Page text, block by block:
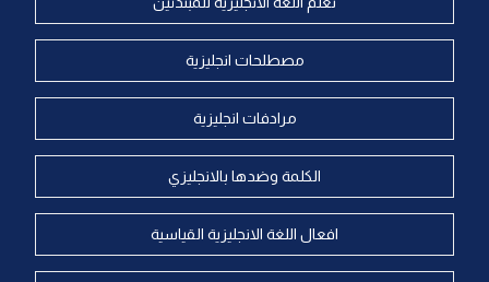
مصطلحات انجليزية
مرادفات انجليزية
الكلمة وضدها بالانجليزي
افعال اللغة الانجليزية القياسية